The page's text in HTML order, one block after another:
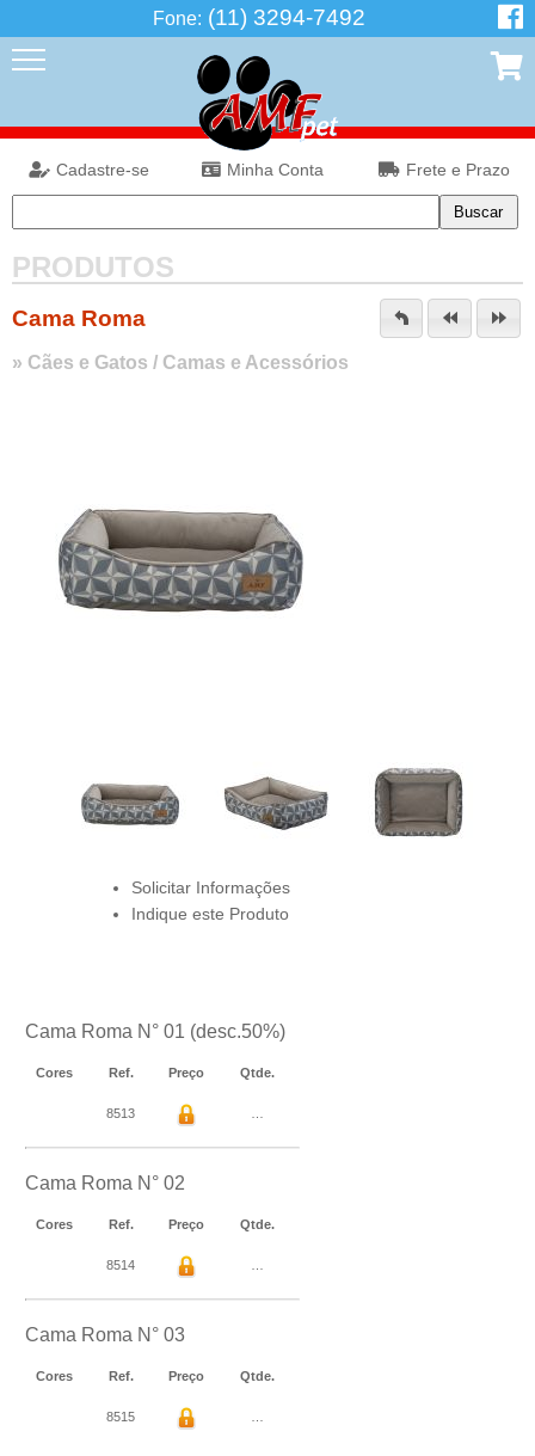
Fone: (11) 3294-7492
Cadastre-se Minha Conta Frete e Prazo
PRODUTOS
Cama Roma
» Cães e Gatos / Camas e Acessórios
Solicitar Informações
Indique este Produto
Cama Roma N° 01 (desc.50%)
Cores Ref. Preço Qtde.
8513
Cama Roma N° 02
Cores Ref. Preço Qtde.
8514
Cama Roma N° 03
Cores Ref. Preço Qtde.
8515